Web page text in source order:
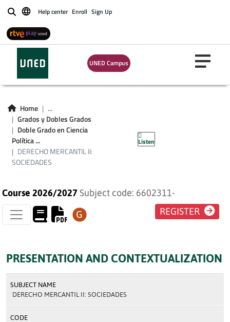
BuscarHelp center Enroll Sign Up
UNED Campus
Home
...
Grados y Dobles Grados
Doble Grado en Ciencia
Política ...
DERECHO MERCANTIL II:
SOCIEDADES
Listen
DERECHO
MERCANTIL II:
SOCIEDADES
Course 2026/2027 Subject code: 6602311-
REGISTER
PRESENTATION AND CONTEXTUALIZATION
SUBJECT NAME
DERECHO MERCANTIL II: SOCIEDADES
CODE